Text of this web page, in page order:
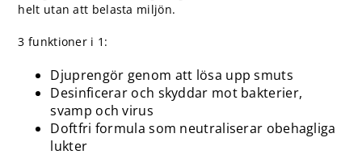
helt utan att belasta miljön.
3 funktioner i 1:
Djuprengör genom att lösa upp smuts
Desinficerar och skyddar mot bakterier,
svamp och virus
Doftfri formula som neutraliserar obehagliga
lukter